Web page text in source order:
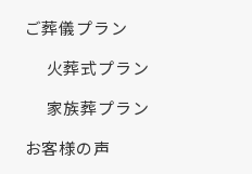
ご葬儀プラン
火葬式プラン
家族葬プラン
お客様の声